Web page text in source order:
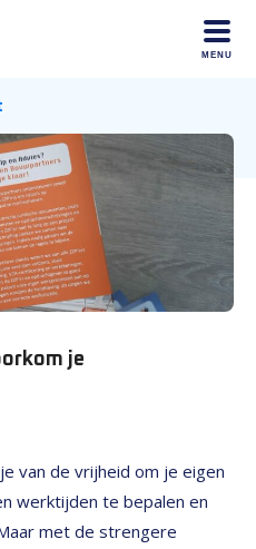
MENU
je
van de vrijheid om je eigen
werktijden te bepalen en
met de strengere